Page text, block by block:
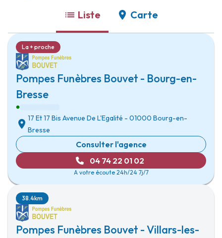
Liste Carte
Pompes Funèbres Bouvet - Bourg-en-
Bresse
La + proche
17 Et 17 Bis Avenue De L'Egalité - 01000 Bourg-en-
Bresse
Consulter l'agence
04 74 22 01 02
A votre écoute 24h/24 7j/7
Pompes Funèbres Bouvet - Villars-les-
38.4km